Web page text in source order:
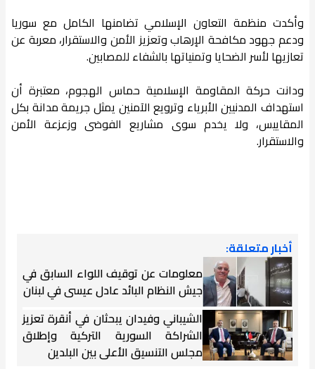
وأكدت منظمة التعاون الإسلامي تضامنها الكامل مع سوريا
ودعم جهود مكافحة الإرهاب وتعزيز الأمن والاستقرار، معربة عن
تعازيها لأسر الضحايا وتمنياتها بالشفاء للمصابين.
ودانت حركة المقاومة الإسلامية حماس الهجوم، معتبرة أن
استهداف المدنيين الأبرياء وترويع الآمنين يمثل جريمة مدانة بكل
المقاييس، ولا يخدم سوى مشاريع الفوضى وزعزعة الأمن
والاستقرار.
أخبار متعلقة:
معلومات عن توقيف اللواء السابق في
جيش النظام البائد عادل عيسى في لبنان
الشيباني وفيدان يبحثان في أنقرة تعزيز
الشراكة السورية التركية وإطلاق
مجلس التنسيق الأعلى بين البلدين